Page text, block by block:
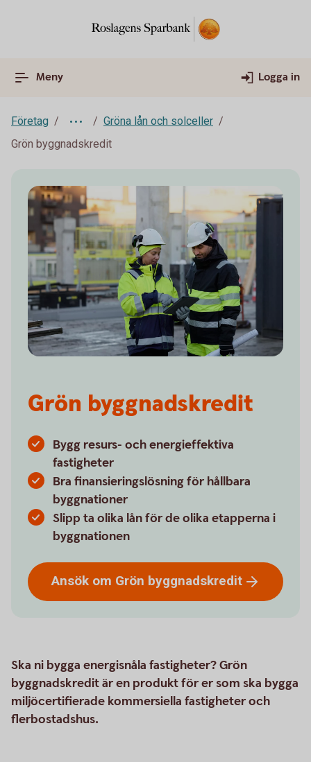
Meny Logga in
Företag
Gröna lån och solceller
Grön byggnadskredit
Grön byggnadskredit
Bygg resurs- och energieffektiva
fastigheter
Bra finansieringslösning för hållbara
byggnationer
Slipp ta olika lån för de olika etapperna i
byggnationen
Ansök om Grön byggnadskredit
Ska ni bygga energisnåla fastigheter? Grön
byggnadskredit är en produkt för er som ska bygga
miljöcertifierade kommersiella fastigheter och
flerbostadshus.